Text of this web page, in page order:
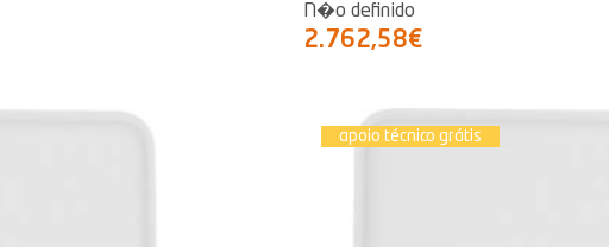
N�o definido
2.762,58€
apoio técnico grátis